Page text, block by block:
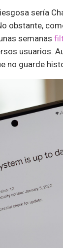
sería
obstante,
semanas
usuarios.
no guarde